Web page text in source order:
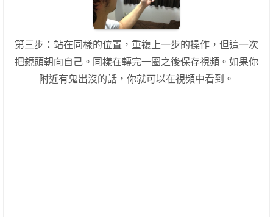
第三步：站在同樣的位置，重複上一步的操作，但這一次
把鏡頭朝向自己。同樣在轉完一圈之後保存視頻。如果你
附近有鬼出沒的話，你就可以在視頻中看到。